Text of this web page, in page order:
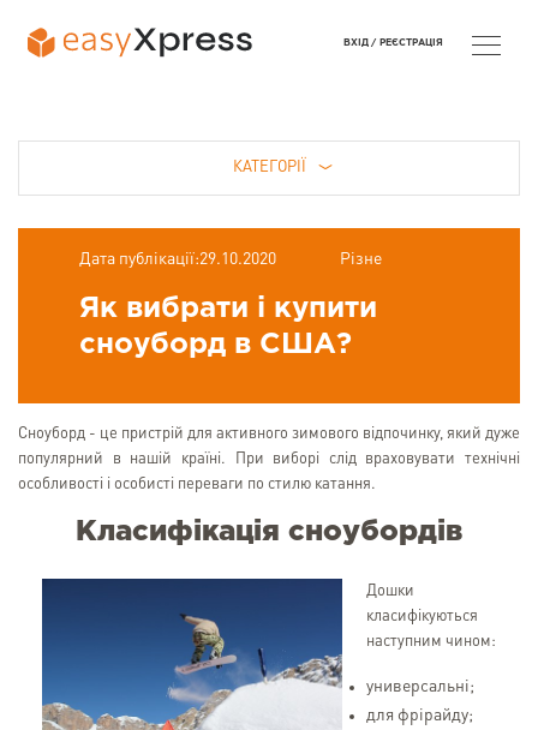
КАТЕГОРІЇ
Дата публікації:29.10.2020 Різне
Як вибрати і купити
сноуборд в США?
Сноуборд - це пристрій для активного зимового відпочинку, який дуже
популярний в нашій країні. При виборі слід враховувати технічні
особливості і особисті переваги по стилю катання.
Класифікація сноубордів
Дошки
класифікуються
наступним чином:
универсальні;
для фрірайду;
ВХІД / РЕЄСТРАЦІЯ